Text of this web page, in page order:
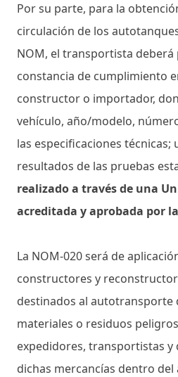
Por su parte, para la
circulación de los
NOM, el transportista
constancia de cumplimiento
constructor o importador,
vehículo, año/modelo,
las especificaciones técnicas;
resultados de las pruebas
realizado a través de una
acreditada y aprobada por la
La NOM-020 será de
constructores y
destinados al autotransporte
materiales o residuos
expedidores, transportistas y
dichas mercancías dentro del